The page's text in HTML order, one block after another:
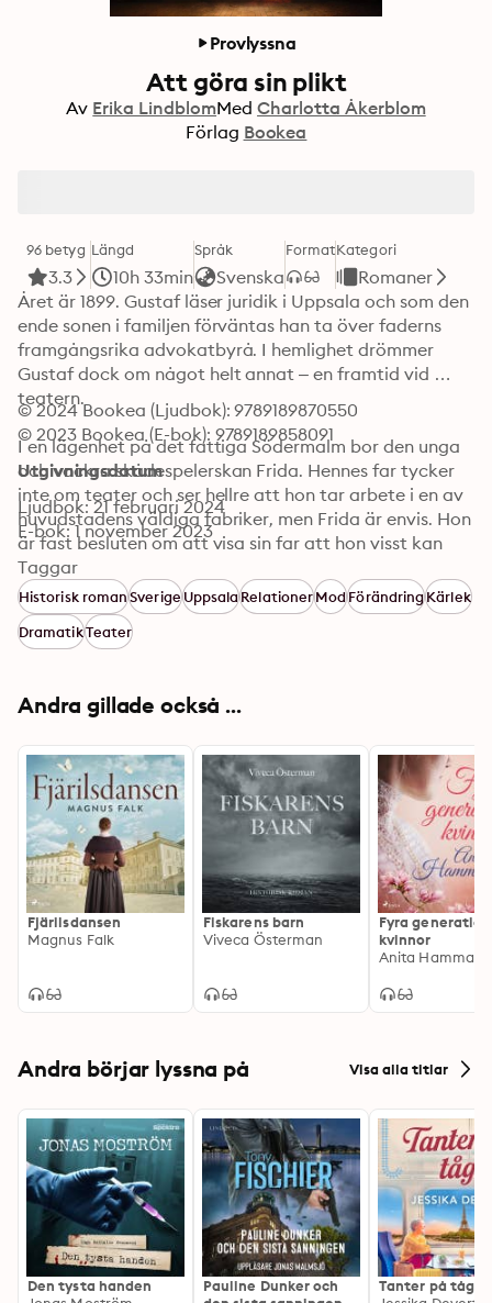
Provlyssna
Att göra sin plikt
Av Erika LindblomMed Charlotta Åkerblom
Förlag Bookea
96 betyg
3.3
Längd
10h 33min
Språk
Svenska
FormatKategori
Romaner
Året är 1899. Gustaf läser juridik i Uppsala och som den
ende sonen i familjen förväntas han ta över faderns
framgångsrika advokatbyrå. I hemlighet drömmer
Gustaf dock om något helt annat – en framtid vid
teatern.
I en lägenhet på det fattiga Södermalm bor den unga
och vackra skådespelerskan Frida. Hennes far tycker
inte om teater och ser hellre att hon tar arbete i en av
huvudstadens väldiga fabriker, men Frida är envis. Hon
är fast besluten om att visa sin far att hon visst kan
försörja sig på sitt skådespeleri.
Av en händelse blir både Gustaf och Frida erbjudna
plats i ett excentriskt teatersällskap i Trosa. Det blir
i sekelskiftets Sverige och som ställer frågan; vad är
egentligen rätt – att följa sitt hjärta eller göra sin plikt
gentemot familjen?
© 2024 Bookea (Ljudbok): 9789189870550
© 2023 Bookea (E-bok): 9789189858091
Utgivningsdatum
Ljudbok: 21 februari 2024
E-bok: 1 november 2023
Taggar
Historisk romanSverigeUppsalaRelationerModFörändringKärlek
DramatikTeater
Andra gillade också ...
Fjärilsdansen
Magnus Falk
Fiskarens barn
Viveca Österman
Fyra
kvinnor
Anita
Andra börjar lyssna på Visa alla titlar
Den tysta handen
Pauline Dunker och
Tanter på tåg